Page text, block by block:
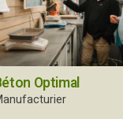
Optimal